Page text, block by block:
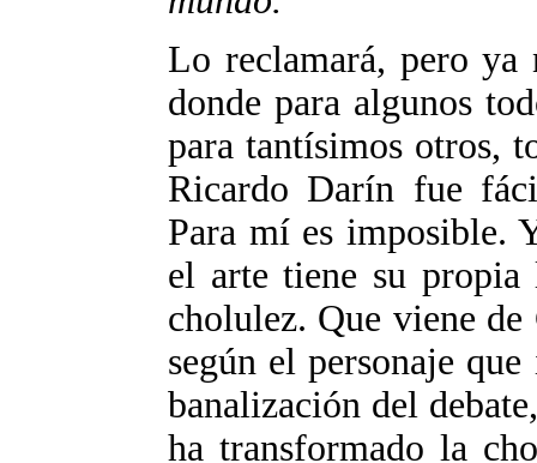
Lo reclamará, pero ya
donde para algunos
para tantísimos otros,
Ricardo Darín fue
Para mí es imposible.
el arte tiene su
cholulez. Que viene
según el personaje
banalización del
ha transformado la